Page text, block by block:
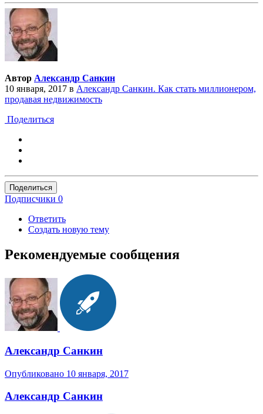
Автор Александр Санкин
10 января, 2017 в Александр Санкин. Как стать миллионером,
продавая недвижимость
Поделиться
Поделиться
Подписчики 0
Ответить
Создать новую тему
Рекомендуемые сообщения
Александр Санкин
Опубликовано 10 января, 2017
Александр Санкин